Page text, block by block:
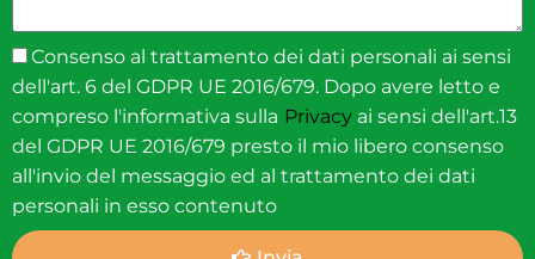
Consenso al trattamento dei dati personali ai sensi
dell'art. 6 del GDPR UE 2016/679. Dopo avere letto e
compreso l'informativa sulla Privacy ai sensi dell'art.13
del GDPR UE 2016/679 presto il mio libero consenso
all'invio del messaggio ed al trattamento dei dati
personali in esso contenuto